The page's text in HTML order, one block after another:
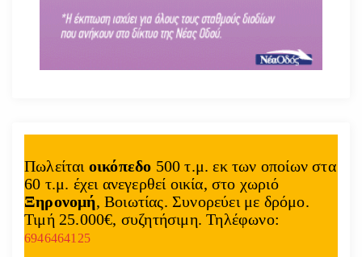
Πωλείται οικόπεδο 500 τ.μ. εκ των οποίων στα
60 τ.μ. έχει ανεγερθεί οικία, στο χωριό
Ξηρονομή, Βοιωτίας. Συνορεύει με δρόμο.
Τιμή 25.000€, συζητήσιμη. Τηλέφωνο:
6946464125